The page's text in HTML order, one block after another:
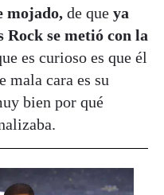
mojado, de que ya
se metió con la
es curioso es que él
mala cara es su
bien por qué